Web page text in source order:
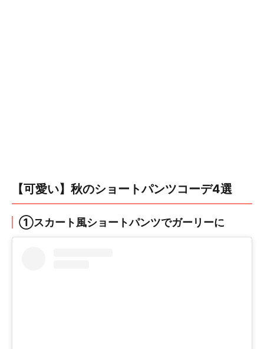
【可愛い】秋のショートパンツコーデ4選
①スカート風ショートパンツでガーリーに